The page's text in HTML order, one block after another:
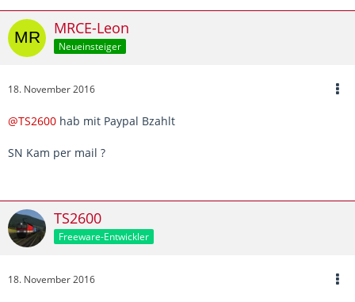
MRCE-Leon
Neueinsteiger
18. November 2016
@TS2600 hab mit Paypal Bzahlt
SN Kam per mail ?
TS2600
Freeware-Entwickler
18. November 2016